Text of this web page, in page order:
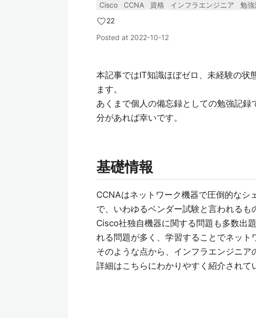
Cisco CCNA 資格 インフラエンジニア
勉強
22
Posted at 2022-10-12
本記事ではIT知識ほぼゼロ、未経験の状
ます。
あくまで個人の備忘録としての勉強記
分があれば幸いです。
基礎情報
CCNAはネットワーク機器で圧倒的な
で、いわゆるベンダー試験と言われるも
Cisco社独自機器に関する問題も多数出
れる問題が多く、学習することでネット
そのような点から、インフラエンジニア
詳細はこちらにわかりやすく紹介されて